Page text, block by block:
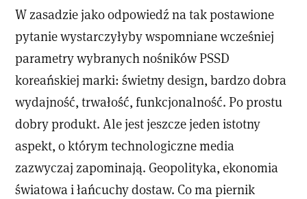
W zasadzie jako odpowiedź na tak postawione
pytanie wystarczyłyby wspomniane wcześniej
parametry wybranych nośników PSSD
koreańskiej marki: świetny design, bardzo dobra
wydajność, trwałość, funkcjonalność. Po prostu
dobry produkt. Ale jest jeszcze jeden istotny
aspekt, o którym technologiczne media
zazwyczaj zapominają. Geopolityka, ekonomia
światowa i łańcuchy dostaw. Co ma piernik